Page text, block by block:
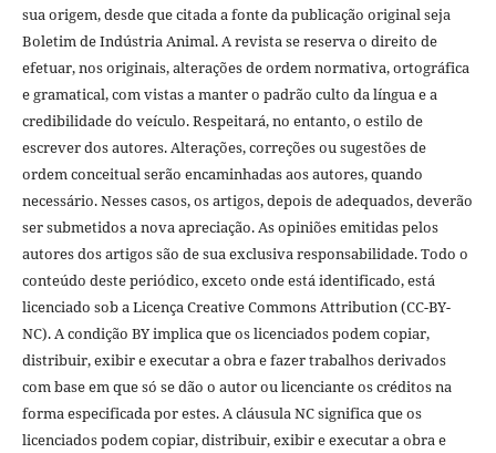
sua origem, desde que citada a fonte da publicação original seja
Boletim de Indústria Animal. A revista se reserva o direito de
efetuar, nos originais, alterações de ordem normativa, ortográfica
e gramatical, com vistas a manter o padrão culto da língua e a
credibilidade do veículo. Respeitará, no entanto, o estilo de
escrever dos autores. Alterações, correções ou sugestões de
ordem conceitual serão encaminhadas aos autores, quando
necessário. Nesses casos, os artigos, depois de adequados, deverão
ser submetidos a nova apreciação. As opiniões emitidas pelos
autores dos artigos são de sua exclusiva responsabilidade. Todo o
conteúdo deste periódico, exceto onde está identificado, está
licenciado sob a Licença Creative Commons Attribution (CC-BY-
NC). A condição BY implica que os licenciados podem copiar,
distribuir, exibir e executar a obra e fazer trabalhos derivados
com base em que só se dão o autor ou licenciante os créditos na
forma especificada por estes. A cláusula NC significa que os
licenciados podem copiar, distribuir, exibir e executar a obra e